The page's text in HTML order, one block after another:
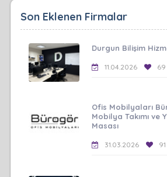
Son Eklenen Firmalar
Durgun Bilişim
11.04.2026 69
Ofis Mobilyaları
Mobilya Takımı ve
Masası
31.03.2026 91